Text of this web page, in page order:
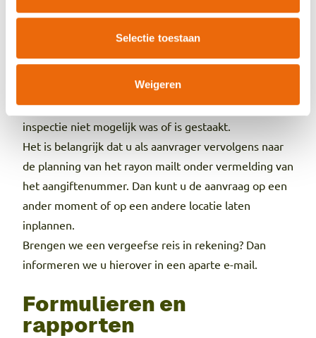
Selectie toestaan
Weigeren
tijd is binnengekomen. U ontvangt voortaan geen
inspectierapport meer voor deze aanvragen. In plaats
daarvan sturen we u een e-mail waarin staat dat de
inspectie niet mogelijk was of is gestaakt.
Het is belangrijk dat u als aanvrager vervolgens naar
de planning van het rayon mailt onder vermelding van
het aangiftenummer. Dan kunt u de aanvraag op een
ander moment of op een andere locatie laten
inplannen.
Brengen we een vergeefse reis in rekening? Dan
informeren we u hierover in een aparte e-mail.
Formulieren en
rapporten